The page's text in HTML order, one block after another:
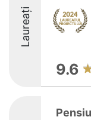
Laureați
9.6